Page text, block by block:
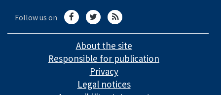
Follow us on
About the site
Responsible for publication
Privacy
Legal notices